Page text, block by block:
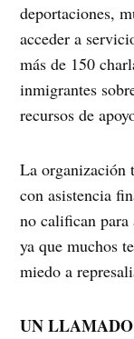
deportaciones,
acceder a
más de 150
inmigrantes
recursos de
La organización
con asistencia
no califican para
ya que muchos
miedo a
UN